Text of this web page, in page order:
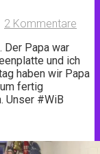
2 Kommentare
Der Papa war
und ich
haben wir Papa
fertig
Unser #WiB